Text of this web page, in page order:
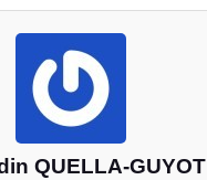
QUELLA-GUYOT